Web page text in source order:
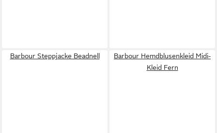
Barbour Steppjacke Beadnell
Barbour Hemdblusenkleid Midi-
Kleid Fern